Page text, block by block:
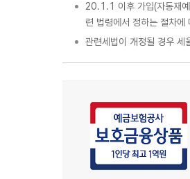
20.1.1 이후 가입(자동재예
련 법령에서 정하는 절차에
관련세법이 개정될 경우 세